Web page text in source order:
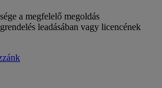
a megfelelő megoldás
leadásában vagy licencének